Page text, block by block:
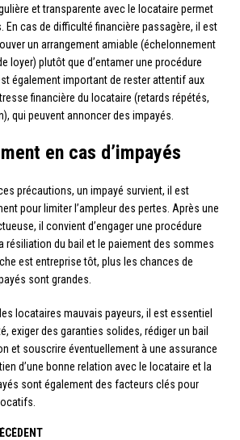
et transparente avec le locataire permet
En cas de difficulté financière passagère, il est
un arrangement amiable (échelonnement
loyer) plutôt que d’entamer une procédure
également important de rester attentif aux
financière du locataire (retards répétés,
qui peuvent annoncer des impayés.
en cas d’impayés
précautions, un impayé survient, il est
pour limiter l’ampleur des pertes. Après une
il convient d’engager une procédure
résiliation du bail et le paiement des sommes
est entreprise tôt, plus les chances de
sont grandes.
locataires mauvais payeurs, il est essentiel
exiger des garanties solides, rédiger un bail
et souscrire éventuellement à une assurance
d’une bonne relation avec le locataire et la
sont également des facteurs clés pour